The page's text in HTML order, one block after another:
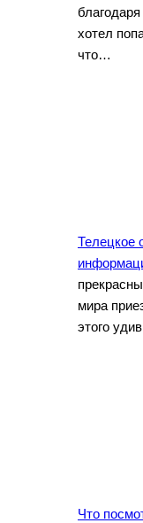
хотел
что…
Телецкое
мира
этого
Что